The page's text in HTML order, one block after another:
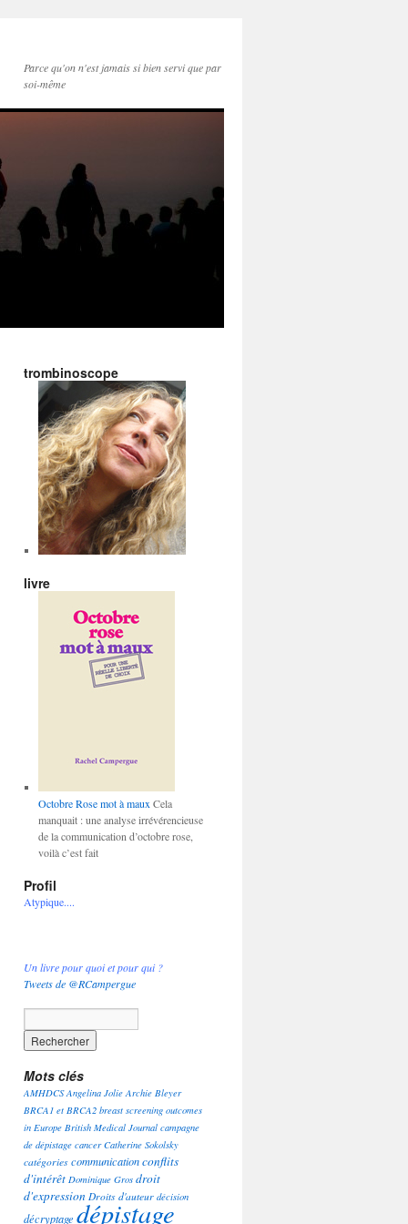
Parce qu'on n'est jamais si bien servi que par
soi-même
trombinoscope
livre
Octobre Rose mot à maux Cela
manquait : une analyse irrévérencieuse
de la communication d’octobre rose,
voilà c’est fait
Profil
Atypique....
Un livre pour quoi et pour qui ?
Tweets de @RCampergue
Mots clés
AMHDCS Angelina Jolie Archie Bleyer
BRCA1 et BRCA2 breast screening outcomes
in Europe British Medical Journal campagne
de dépistage cancer Catherine Sokolsky
catégories communicationconflits
d'intérêt Dominique Gros droit
d'expression Droits d'auteur décision
décryptage dépistage